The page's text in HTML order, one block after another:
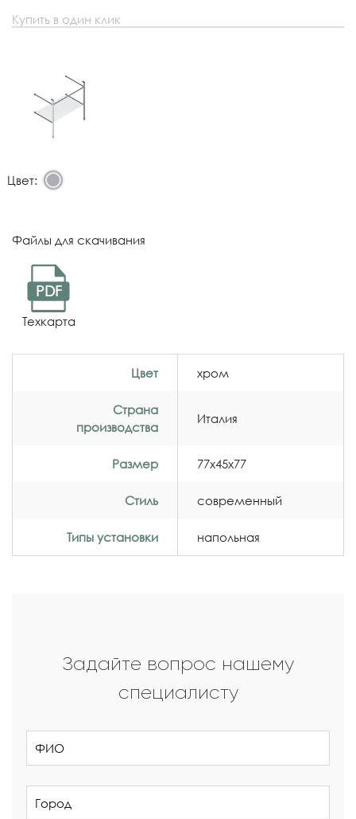
Купить в один клик
Цвет:
Файлы для скачивания
PDF
Техкарта
Цвет хром
Страна
производства
Италия
Размер 77x45x77
Стиль современный
Типы установки напольная
Задайте вопрос нашему
специалисту